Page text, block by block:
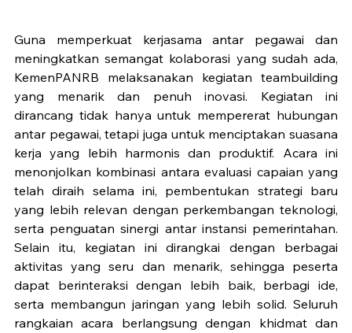
Guna memperkuat kerjasama antar pegawai dan
meningkatkan semangat kolaborasi yang sudah ada,
KemenPANRB melaksanakan kegiatan teambuilding
yang menarik dan penuh inovasi. Kegiatan ini
dirancang tidak hanya untuk mempererat hubungan
antar pegawai, tetapi juga untuk menciptakan suasana
kerja yang lebih harmonis dan produktif. Acara ini
menonjolkan kombinasi antara evaluasi capaian yang
telah diraih selama ini, pembentukan strategi baru
yang lebih relevan dengan perkembangan teknologi,
serta penguatan sinergi antar instansi pemerintahan.
Selain itu, kegiatan ini dirangkai dengan berbagai
aktivitas yang seru dan menarik, sehingga peserta
dapat berinteraksi dengan lebih baik, berbagi ide,
serta membangun jaringan yang lebih solid. Seluruh
rangkaian acara berlangsung dengan khidmat dan